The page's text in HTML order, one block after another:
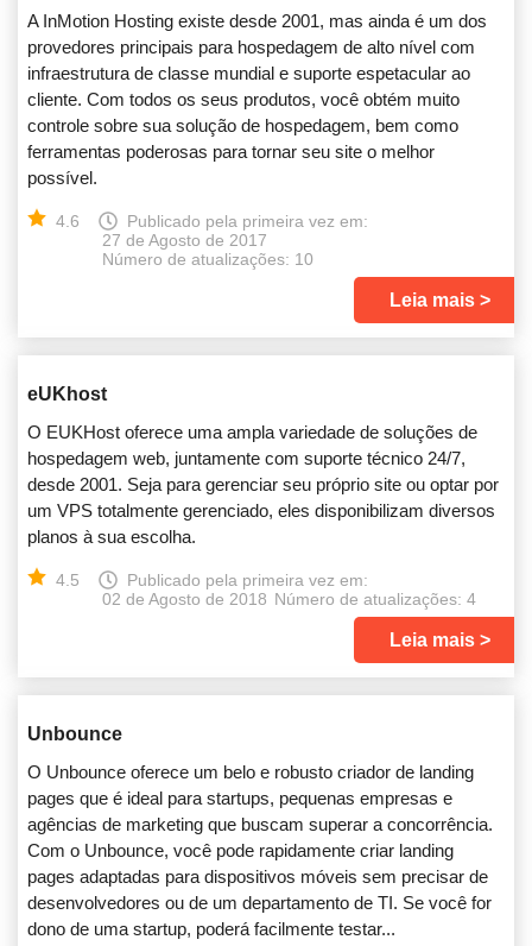
A InMotion Hosting existe desde 2001, mas ainda é um dos
provedores principais para hospedagem de alto nível com
infraestrutura de classe mundial e suporte espetacular ao
cliente. Com todos os seus produtos, você obtém muito
controle sobre sua solução de hospedagem, bem como
ferramentas poderosas para tornar seu site o melhor
possível.
4.6
Publicado pela primeira vez em:
27 de Agosto de 2017
Número de atualizações: 10
Leia mais
eUKhost
O EUKHost oferece uma ampla variedade de soluções de
hospedagem web, juntamente com suporte técnico 24/7,
desde 2001. Seja para gerenciar seu próprio site ou optar por
um VPS totalmente gerenciado, eles disponibilizam diversos
planos à sua escolha.
4.5
Publicado pela primeira vez em:
02 de Agosto de 2018 Número de atualizações: 4
Leia mais
Unbounce
O Unbounce oferece um belo e robusto criador de landing
pages que é ideal para startups, pequenas empresas e
agências de marketing que buscam superar a concorrência.
Com o Unbounce, você pode rapidamente criar landing
pages adaptadas para dispositivos móveis sem precisar de
desenvolvedores ou de um departamento de TI. Se você for
dono de uma startup, poderá facilmente testar...